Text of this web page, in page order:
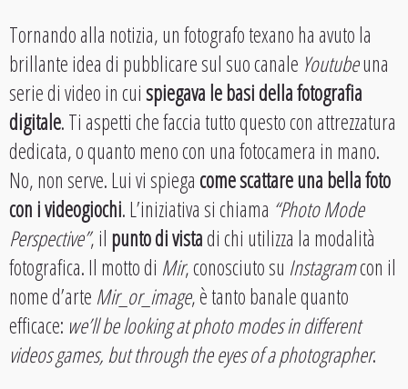
Tornando alla notizia, un fotografo texano ha avuto la
brillante idea di pubblicare sul suo canale Youtubeuna
serie di video in cuispiegava le basi della fotografia
digitale. Ti aspetti che faccia tutto questo con attrezzatura
dedicata, o quanto meno con una fotocamera in mano.
No, non serve. Lui vi spiegacome scattare una bella foto
con i videogiochi. L’iniziativa si chiama “Photo Mode
Perspective”, il punto di vistadi chi utilizza la modalità
fotografica. Il motto di Mir, conosciuto su Instagramcon il
nome d’arte Mir_or_image, è tanto banale quanto
efficace: we’ll be looking at photo modes in different
videos games, but through the eyes of a photographer.